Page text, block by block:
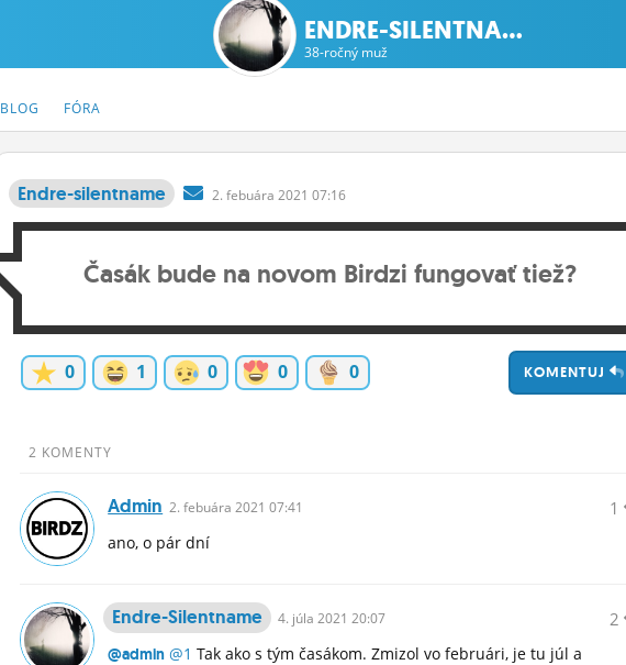
ENDRE-SILENTNA...
38-ročný muž
BLOG FÓRA
Endre-silentname 2.febuára 2021 07:16
Časák bude na novom Birdzi fungovať tiež?
0 1 0 0 0 KOMENTUJ
2 KOMENTY
1
Admin 2.febuára 2021 07:41
ano, o pár dní
2
Endre-Silentname 4. júla 2021 20:07
@admin @1 Tak ako s tým časákom. Zmizol vo februári, je tu júl a